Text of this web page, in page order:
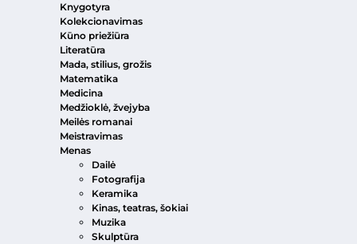
Knygotyra
Kolekcionavimas
Kūno priežiūra
Literatūra
Mada, stilius, grožis
Matematika
Medicina
Medžioklė, žvejyba
Meilės romanai
Meistravimas
Menas
Dailė
Fotografija
Keramika
Kinas, teatras, šokiai
Muzika
Skulptūra